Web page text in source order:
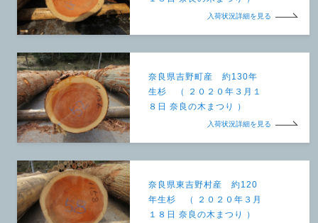
入荷状況詳細を見る
奈良県吉野町産 約130年
生杉 （ ２０２０年３月１
８日 奈良の木まつり ）
入荷状況詳細を見る
奈良県東吉野村産 約120
年生杉 （ ２０２０年３月
１８日 奈良の木まつり ）